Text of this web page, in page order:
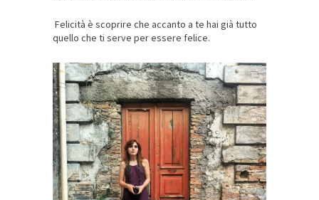
Felicità è scoprire che accanto a te hai già tutto
quello che ti serve per essere felice.